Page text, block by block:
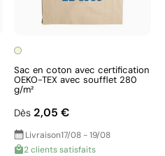
Sac en coton avec certification
OEKO-TEX avec soufflet 280
g/m²
Dès 2,05 €
Livraison17/08 - 19/08
2 clients satisfaits